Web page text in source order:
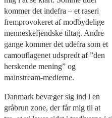
kommer det indefra – et raseri
fremprovokeret af modbydelige
menneskefjendske tiltag. Andre
gange kommer det udefra som et
camouflagenet udspredt af ”den
herskende mening” og
mainstream-medierne.
Danmark bevæger sig ind i en
gråbrun zone, der får mig til at